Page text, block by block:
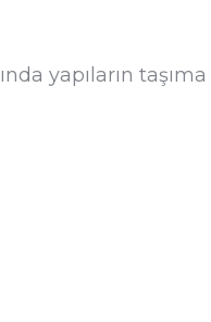
yapıların